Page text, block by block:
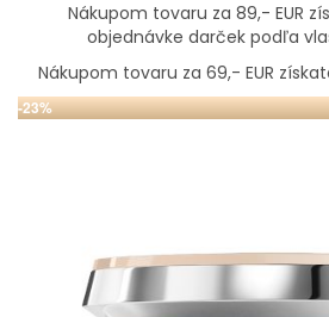
Nákupom tovaru za 89,- EUR
objednávke darček podľa
Nákupom tovaru za 69,- EUR
-23%